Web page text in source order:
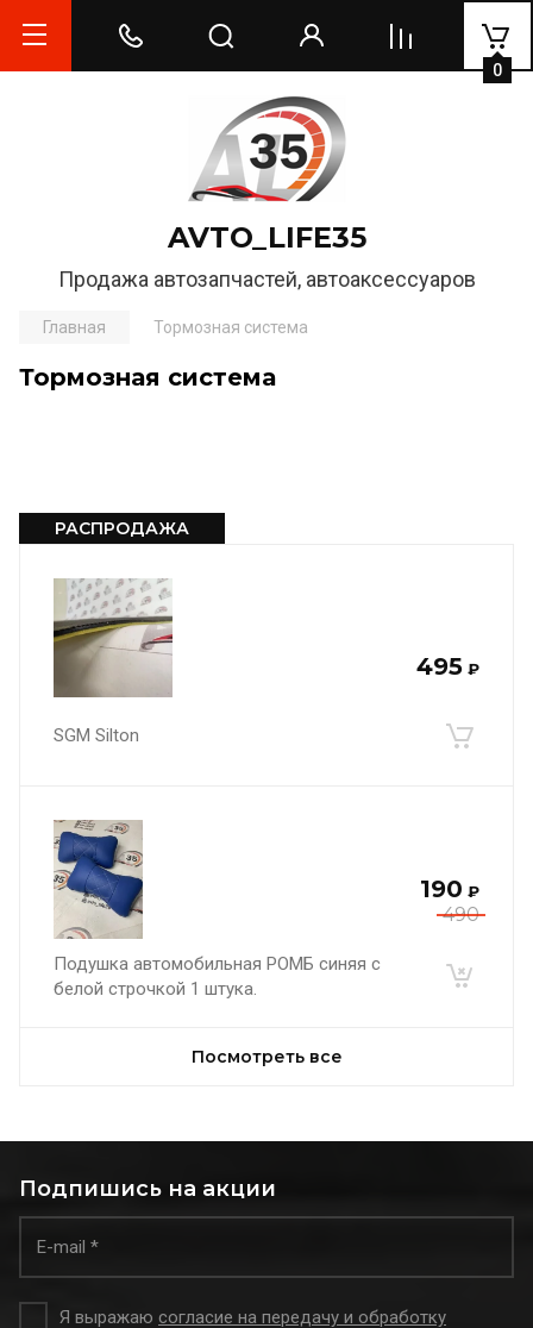
AVTO_LIFE35
Продажа автозапчастей, автоаксессуаров
0
РАСПРОДАЖА
495 ₽
SGM Silton
490
190 ₽
Подушка автомобильная РОМБ синяя с
белой строчкой 1 штука.
Посмотреть все
Главная Тормозная система
Тормозная система
Подпишись на акции
Я выражаю согласие на передачу и обработку